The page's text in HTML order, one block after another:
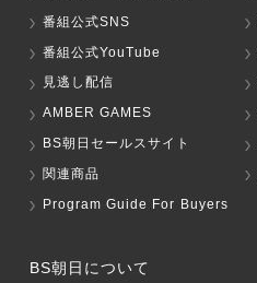
番組公式SNS
番組公式YouTube
見逃し配信
AMBER GAMES
BS朝日セールスサイト
関連商品
Program Guide For Buyers
BS朝日について